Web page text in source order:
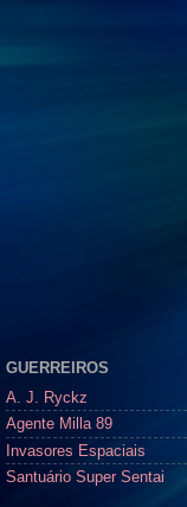
GUERREIROS
A. J. Ryckz
Agente Milla 89
Invasores Espaciais
Santuário Super Sentai